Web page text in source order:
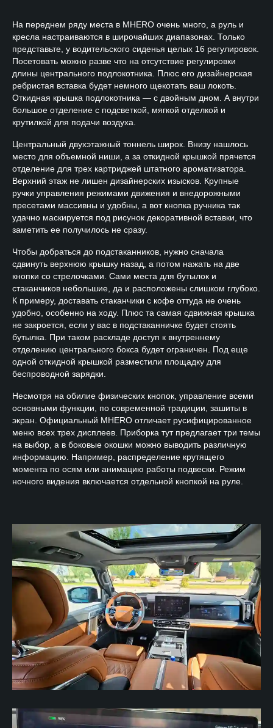
На переднем ряду места в MHERO очень много, а руль и
кресла настраиваются в широчайших диапазонах. Только
представьте, у водительского сиденья целых 16 регулировок.
Посетовать можно разве что на отсутствие регулировки
длины центрального подлокотника. Плюс его дизайнерская
ребристая вставка будет немного щекотать ваш локоть.
Откидная крышка подлокотника — с двойным дном. А внутри
большое отделение с подсветкой, мягкой отделкой и
крутилкой для подачи воздуха.
Центральный двухэтажный тоннель широк. Внизу нашлось
место для объемной ниши, а за откидной крышкой прячется
отделение для трех картриджей штатного ароматизатора.
Верхний этаж не лишен дизайнерских изысков. Крупные
ручки управления режимами движения и внедорожными
пресетами массивны и удобны, а вот кнопка ручника так
удачно маскируется под рисунок декоративной вставки, что
заметить ее получилось не сразу.
Чтобы добраться до подстаканников, нужно сначала
сдвинуть верхнюю крышку назад, а потом нажать на две
кнопки со стрелочками. Сами места для бутылок и
стаканчиков небольшие, да и расположены слишком глубоко.
К примеру, доставать стаканчики с кофе оттуда не очень
удобно, особенно на ходу. Плюс та самая сдвижная крышка
не закроется, если у вас в подстаканничке будет стоять
бутылка. При таком раскладе доступ к внутреннему
отделению центрального бокса будет ограничен. Под еще
одной откидной крышкой разместили площадку для
беспроводной зарядки.
Несмотря на обилие физических кнопок, управление всеми
основными функции, по современной традиции, зашиты в
экран. Официальный MHERO отличает русифицированное
меню всех трех дисплеев. Приборка тут предлагает три темы
на выбор, а в боковые окошки можно выводить различную
информацию. Например, распределение крутящего
момента по осям или анимацию работы подвески. Режим
ночного видения включается отдельной кнопкой на руле.